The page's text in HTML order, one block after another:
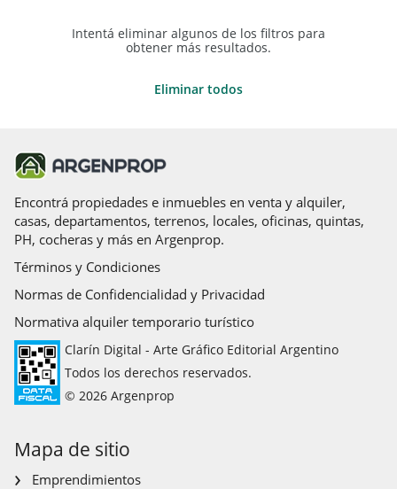
Intentá eliminar algunos de los filtros para
obtener más resultados.
Eliminar todos
Encontrá propiedades e inmuebles en venta y alquiler,
casas, departamentos, terrenos, locales, oficinas, quintas,
PH, cocheras y más en Argenprop.
Términos y Condiciones
Normas de Confidencialidad y Privacidad
Normativa alquiler temporario turístico
Clarín Digital - Arte Gráfico Editorial Argentino
Todos los derechos reservados.
© 2026 Argenprop
Mapa de sitio
Emprendimientos